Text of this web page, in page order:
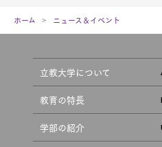
ホーム ニュース＆イベント
立教大学について
教育の特長
学部の紹介